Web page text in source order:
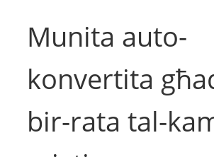
Munita auto-
konvertita
bir-rata tal-